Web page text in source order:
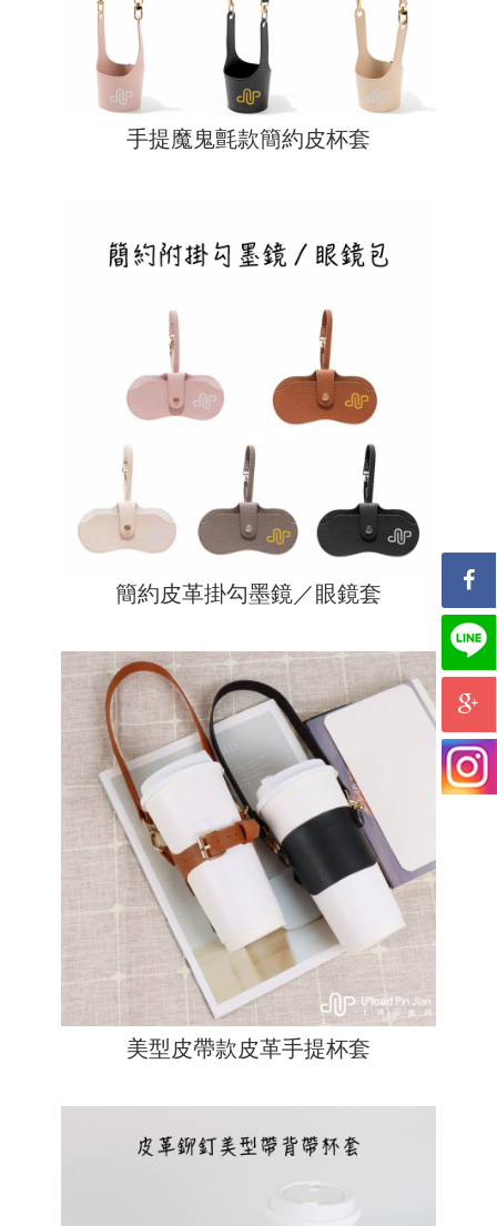
手提魔鬼氈款簡約皮杯套
簡約皮革掛勾墨鏡／眼鏡套
美型皮帶款皮革手提杯套